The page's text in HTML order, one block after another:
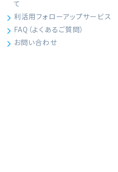
て
利活用フォローアップサービス
FAQ（よくあるご質問）
お問い合わせ